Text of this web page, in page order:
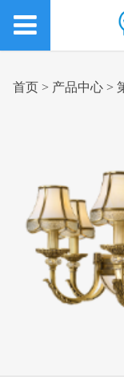
首页> 产品中心>